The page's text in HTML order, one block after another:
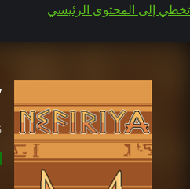
تخطي إلى المحتوى الرئيسي